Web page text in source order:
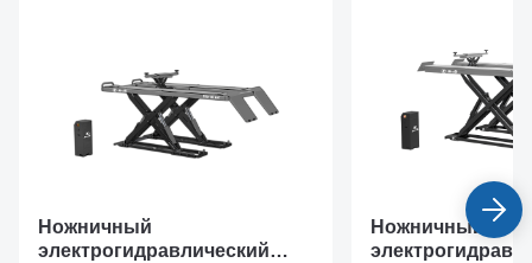
Ножничный
электрогидравлический
Ножничный